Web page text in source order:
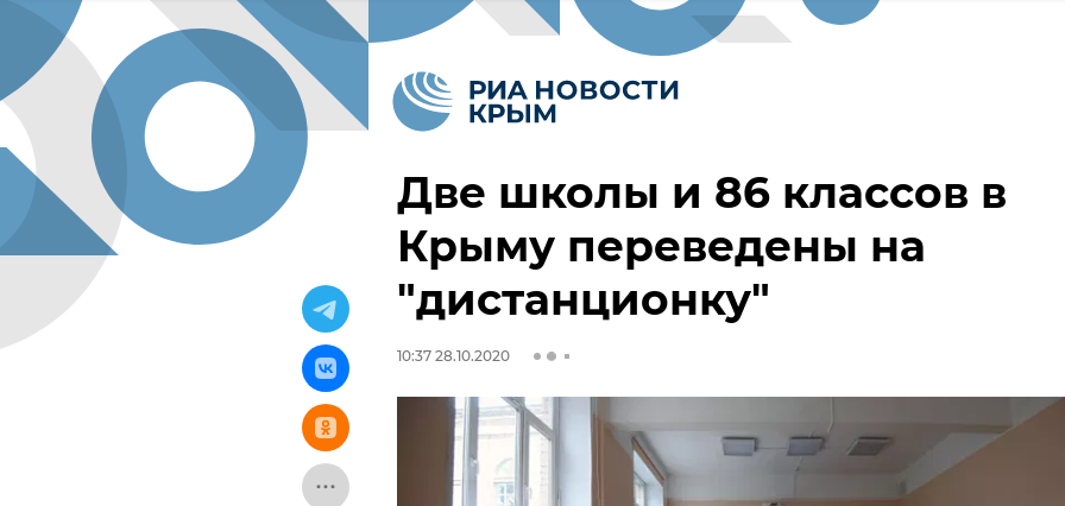
Две школы и 86 классов в
Крыму переведены на
"дистанционку"
10:37 28.10.2020